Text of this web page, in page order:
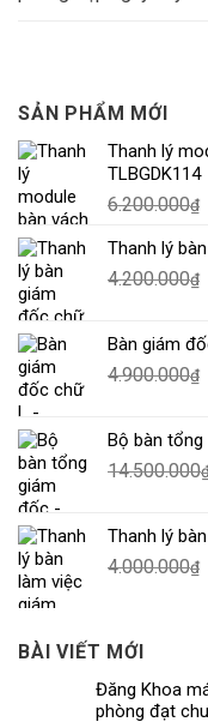
SẢN PHẨM MỚI
Thanh lý
TLBGDK114
6.200.000₫
Thanh lý
4.200.000₫
Bàn giám
4.900.000₫
Bộ bàn tổng
14.500.000
Thanh lý
4.000.000₫
BÀI VIẾT MỚI
Đăng Khoa
phòng đạt